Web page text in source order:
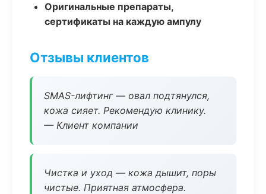
Оригинальные препараты,
сертификаты на каждую ампулу
Отзывы клиентов
SMAS-лифтинг — овал подтянулся,
кожа сияет. Рекомендую клинику.
— Клиент компании
Чистка и уход — кожа дышит, поры
чистые. Приятная атмосфера.